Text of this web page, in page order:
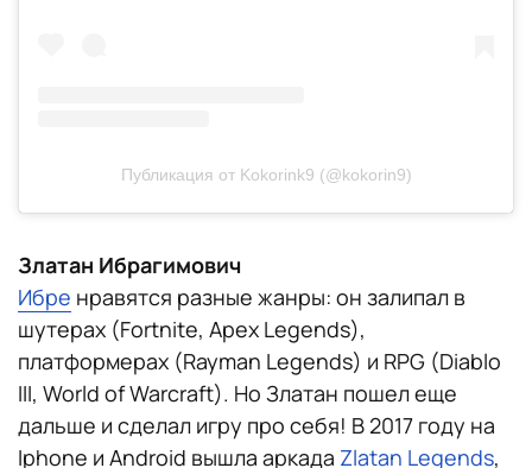
Публикация от Kokorink9 (@kokorin9)
Златан Ибрагимович
Ибре нравятся разные жанры: он залипал в
шутерах (Fortnite, Apex Legends),
платформерах (Rayman Legends) и RPG (Diablo
III, World of Warcraft). Но Златан пошел еще
дальше и сделал игру про себя! В 2017 году на
Iphone и Android вышла аркада Zlatan Legends,